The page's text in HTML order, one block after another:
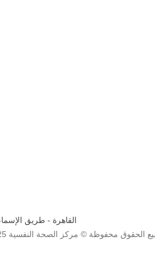
القاهرة - طريق
الحقوق محفوظة © مركز الصحة النفسية 2025